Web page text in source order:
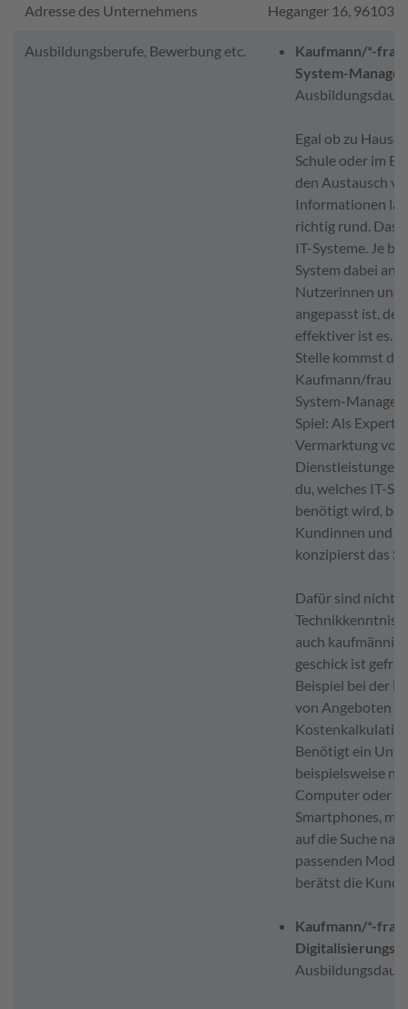
Adresse des Unternehmens Heganger 16, 96103
Ausbildungsberufe, Bewerbung etc.
Kaufmann/*-frau
System-
Egal ob zu
Schule oder im
den Austausch
Informationen
richtig rund. Das
IT-Systeme. Je
System dabei an
Nutzerinnen und
angepasst ist,
effektiver ist es.
Stelle kommst du
Kaufmann/frau
System-
Spiel: Als
Vermarktung von
Dienstleistungen
du, welches IT-
benötigt wird,
Kundinnen und
konzipierst das
Dafür sind nicht
auch
geschick ist
Beispiel bei der
von Angeboten
Benötigt ein
beispielsweise
Computer oder
Smartphones,
auf die Suche
passenden
berätst die
Kaufmann/*-